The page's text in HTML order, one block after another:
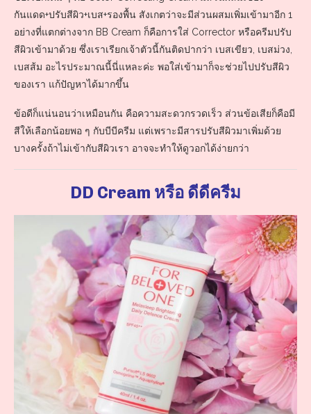
กันแดด+ปรับสีผิว+เบส+รองพื้น สังเกตว่าจะมีส่วนผสมเพิ่มเข้ามาอีก 1
อย่างที่แตกต่างจาก BB Cream ก็คือการใส่ Corrector หรือครีมปรับ
สีผิวเข้ามาด้วย ซึ่งเราเรียกเจ้าตัวนี้กันติดปากว่า เบสเขียว, เบสม่วง,
เบสส้ม อะไรประมาณนี้นี่แหละค่ะ พอใส่เข้ามาก็จะช่วยไปปรับสีผิว
ของเรา แก้ปัญหาได้มากขึ้น
ข้อดีก็แน่นอนว่าเหมือนกัน คือความสะดวกรวดเร็ว ส่วนข้อเสียก็คือมี
สีให้เลือกน้อยพอ ๆ กับบีบีครีม แต่เพราะมีสารปรับสีผิวมาเพิ่มด้วย
บางครั้งถ้าไม่เข้ากับสีผิวเรา อาจจะทำให้ดูวอกได้ง่ายกว่า
DD Cream หรือ ดีดีครีม